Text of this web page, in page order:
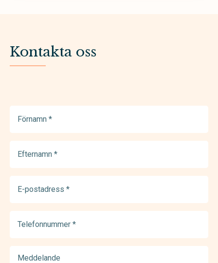
Kontakta oss
(Required)
(Required)
postadress
(Required)